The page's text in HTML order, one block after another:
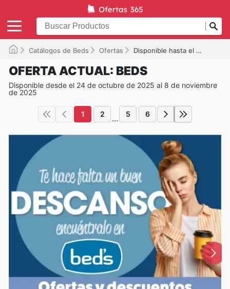
Catálogos de Beds Ofertas Disponible hasta el 08/11/2025
OFERTA ACTUAL: BEDS
Disponible desde el 24 de octubre de 2025 al 8 de noviembre
de 2025
1 2 ... 5 6